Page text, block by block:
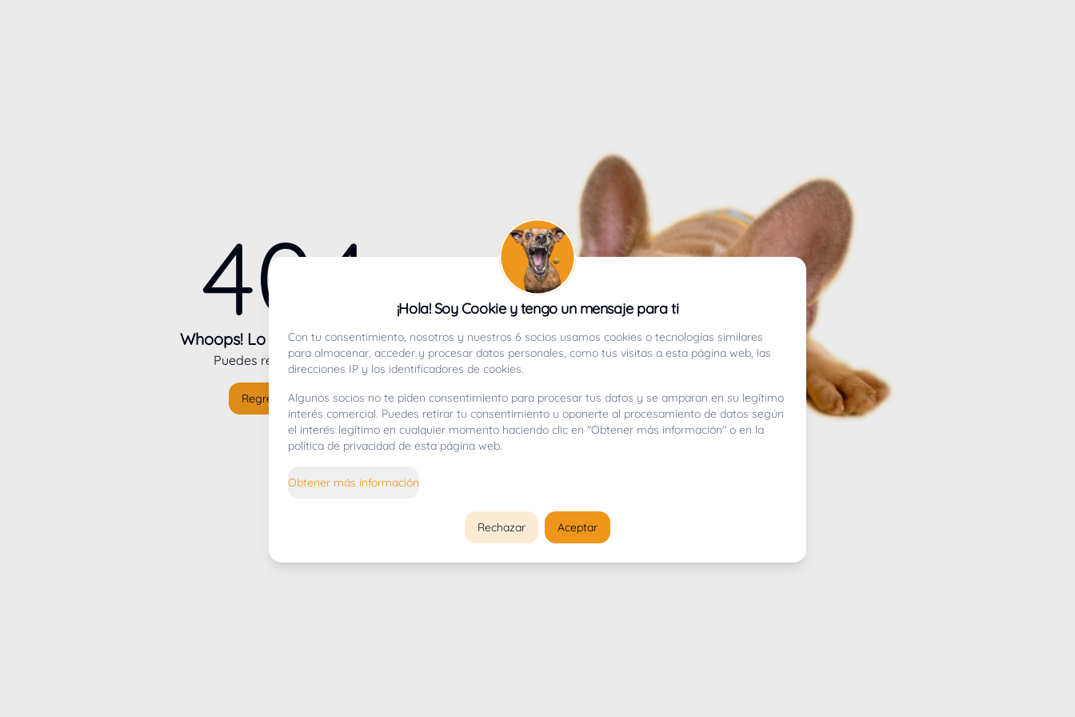
404
Whoops! Lo sentimos mucho.
Puedes regresar alinicio
Regresar al inicio
¡Hola! Soy Cookie y tengo un mensaje para ti
Con tu consentimiento, nosotros y nuestros 6 socios usamos cookies o tecnologías similares
para almacenar, acceder y procesar datos personales, como tus visitas a esta página web, las
direcciones IP y los identificadores de cookies.
Algunos socios no te piden consentimiento para procesar tus datos y se amparan en su legítimo
interés comercial. Puedes retirar tu consentimiento u oponerte al procesamiento de datos según
el interés legítimo en cualquier momento haciendo clic en "Obtener más información" o en la
política de privacidad de esta página web.
Obtener más información
Rechazar Aceptar